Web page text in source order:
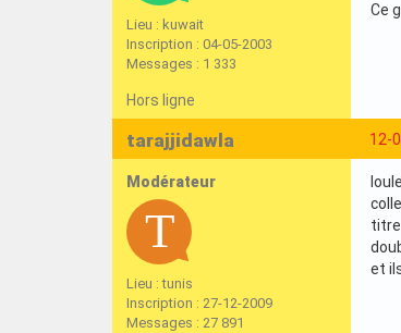
Lieu : kuwait
Inscription : 04-05-2003
Messages : 1 333
Ce
Hors ligne
12-
tarajjidawla
Modérateur
Lieu : tunis
Inscription : 27-12-2009
Messages : 27 891
et